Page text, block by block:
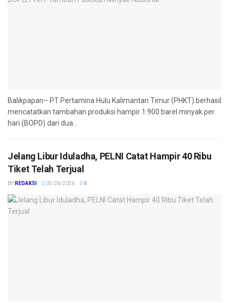
Balikpapan– PT Pertamina Hulu Kalimantan Timur (PHKT) berhasil
mencatatkan tambahan produksi hampir 1.900 barel minyak per
hari (BOPD) dari dua...
Jelang Libur Iduladha, PELNI Catat Hampir 40 Ribu
Tiket Telah Terjual
BY REDAKSI 05/26/2026 0